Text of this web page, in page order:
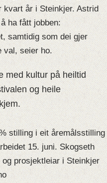
kvart år i Steinkjer. Astrid
ha fått jobben:
samtidig som dei gjer
val, seier ho.
med kultur på heiltid
og heile
stilling i eit åremålsstilling
15. juni. Skogseth
prosjektleiar i Steinkjer